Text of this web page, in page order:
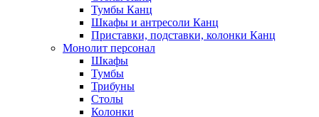
Тумбы Канц
Шкафы и антресоли Канц
Приставки, подставки, колонки Канц
Монолит персонал
Шкафы
Тумбы
Трибуны
Столы
Колонки